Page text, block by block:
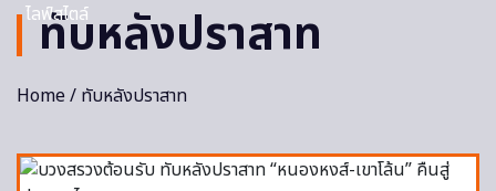
ไลฟ์สไตล์
ทับหลังปราสาท
Home/ ทับหลังปราสาท